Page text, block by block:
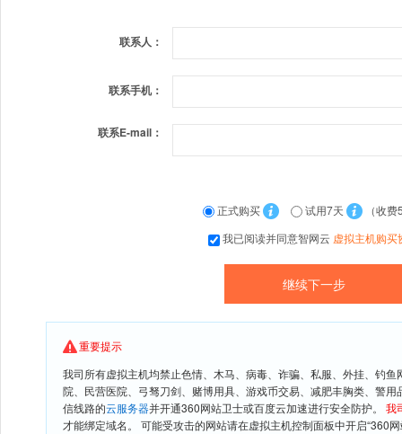
联系人：
联系手机：
联系E-mail：
正式购买 试用7天
（收费
我已阅读并同意智网云 虚拟主机购买
重要提示
我司所有虚拟主机均禁止色情、木马、病毒、诈骗、私服、外挂、钓
院、民营医院、弓驽刀剑、赌博用具、游戏币交易、减肥丰胸类、警
信线路的云服务器并开通360网站卫士或百度云加速进行安全防护。 我
才能绑定域名。 可能受攻击的网站请在虚拟主机控制面板中开启“360